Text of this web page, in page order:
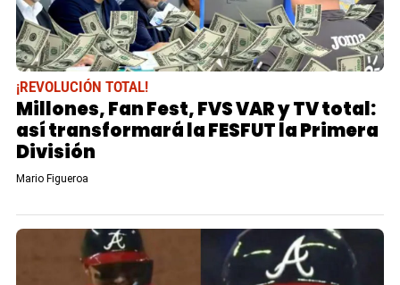
¡REVOLUCIÓN TOTAL!
Millones, Fan Fest, FVS VAR y TV total:
así transformará la FESFUT la Primera
División
Mario Figueroa